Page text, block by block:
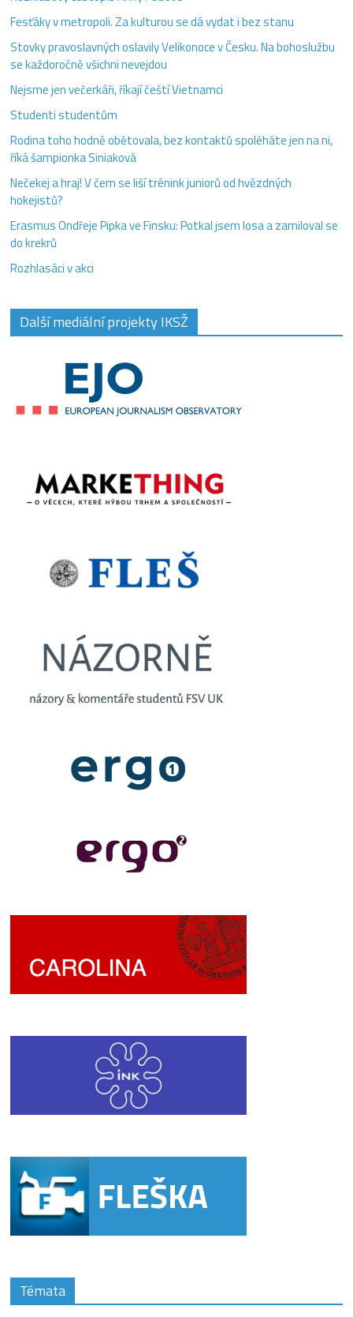
Fesťáky v metropoli. Za kulturou se dá vydat i bez stanu
Stovky pravoslavných oslavily Velikonoce v Česku. Na bohoslužbu
se každoročně všichni nevejdou
Nejsme jen večerkáři, říkají čeští Vietnamci
Studenti studentům
Rodina toho hodně obětovala, bez kontaktů spoléháte jen na ni,
říká šampionka Siniaková
Nečekej a hraj! V čem se liší trénink juniorů od hvězdných
hokejistů?
Erasmus Ondřeje Pipka ve Finsku: Potkal jsem losa a zamiloval se
do krekrů
Rozhlasáci v akci
Další mediální projekty IKSŽ
Témata